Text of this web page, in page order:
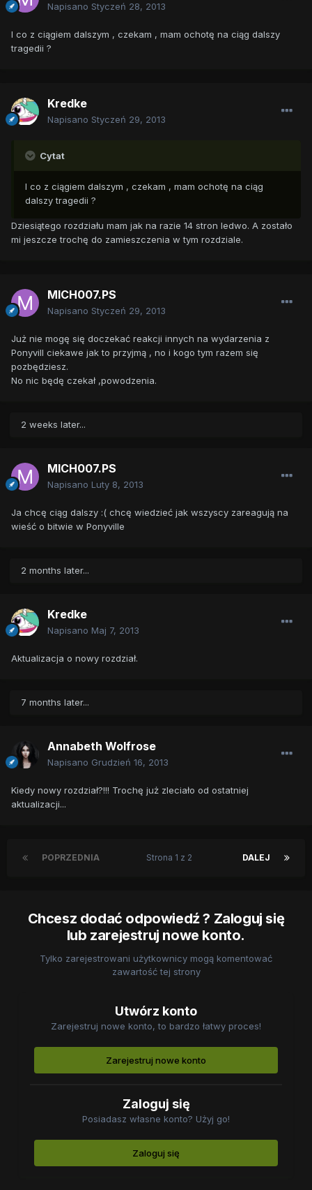
Napisano Styczeń 28, 2013
I co z ciągiem dalszym , czekam , mam ochotę na ciąg dalszy
tragedii ?
Kredke
Napisano Styczeń 29, 2013
Cytat
I co z ciągiem dalszym , czekam , mam ochotę na ciąg
dalszy tragedii ?
Dziesiątego rozdziału mam jak na razie 14 stron ledwo. A zostało
mi jeszcze trochę do zamieszczenia w tym rozdziale.
MICH007.PS
Napisano Styczeń 29, 2013
Już nie mogę się doczekać reakcji innych na wydarzenia z
Ponyvill ciekawe jak to przyjmą , no i kogo tym razem się
pozbędziesz.
No nic będę czekał ,powodzenia.
2 weeks later...
MICH007.PS
Napisano Luty 8, 2013
Ja chcę ciąg dalszy :( chcę wiedzieć jak wszyscy zareagują na
wieść o bitwie w Ponyville
2 months later...
Kredke
Napisano Maj 7, 2013
Aktualizacja o nowy rozdział.
7 months later...
Annabeth Wolfrose
Napisano Grudzień 16, 2013
Kiedy nowy rozdział?!!! Trochę już zleciało od ostatniej
aktualizacji...
POPRZEDNIA DALEJ
Strona 1 z 2
Chcesz dodać odpowiedź ? Zaloguj się
lub zarejestruj nowe konto.
Tylko zarejestrowani użytkownicy mogą komentować
zawartość tej strony
Utwórz konto
Zarejestruj nowe konto, to bardzo łatwy proces!
Zarejestruj nowe konto
Zaloguj się
Posiadasz własne konto? Użyj go!
Zaloguj się